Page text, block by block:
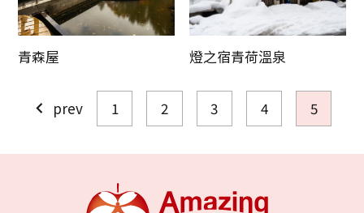
青森屋 燈之宿青荷溫泉
prev 1 2 3 4 5
Facebook分享
複製連結